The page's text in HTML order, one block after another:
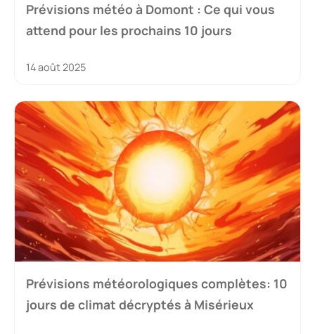
Prévisions météo à Domont : Ce qui vous
attend pour les prochains 10 jours
14 août 2025
Prévisions météorologiques complètes: 10
jours de climat décryptés à Misérieux